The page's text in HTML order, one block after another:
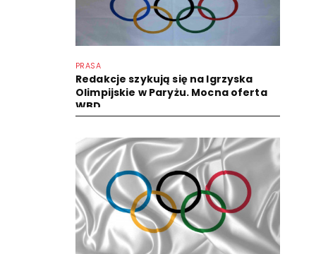
PRASA
Redakcje szykują się na Igrzyska
Olimpijskie w Paryżu. Mocna oferta
WBD